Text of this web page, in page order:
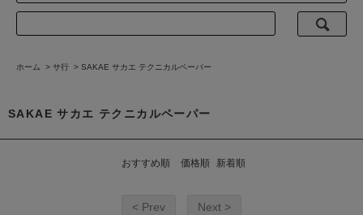
ホーム > サ行 > SAKAE サカエ テクニカルペーパー
SAKAE サカエ テクニカルペーパー
おすすめ順 価格順 新着順
< Prev Next >